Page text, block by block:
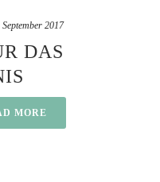
September 2017
DAS
MORE